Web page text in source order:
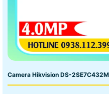
Camera Hikvision DS-